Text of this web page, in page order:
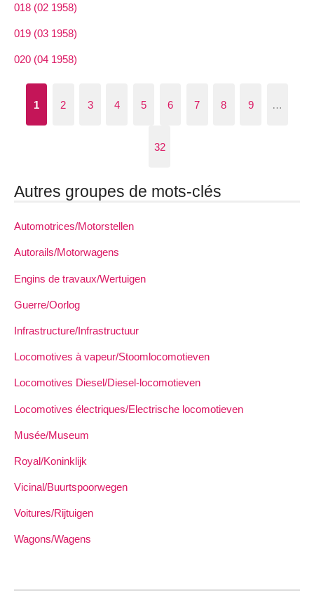
018 (02 1958)
019 (03 1958)
020 (04 1958)
1 2 3 4 5 6 7 8 9 …
32
Autres groupes de mots-clés
Automotrices/Motorstellen
Autorails/Motorwagens
Engins de travaux/Wertuigen
Guerre/Oorlog
Infrastructure/Infrastructuur
Locomotives à vapeur/Stoomlocomotieven
Locomotives Diesel/Diesel-locomotieven
Locomotives électriques/Electrische locomotieven
Musée/Museum
Royal/Koninklijk
Vicinal/Buurtspoorwegen
Voitures/Rijtuigen
Wagons/Wagens